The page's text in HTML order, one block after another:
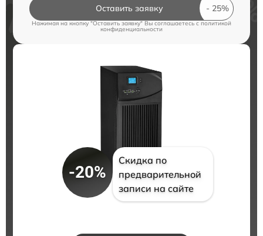
Оставить заявку
Нажимая на кнопку "Оставить заявку" Вы соглашаетесь cполитикой
конфиденциальности
-20%
Скидка по
предварительной
записи на сайте